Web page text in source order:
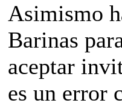
Asimismo
Barinas
aceptar
es un error